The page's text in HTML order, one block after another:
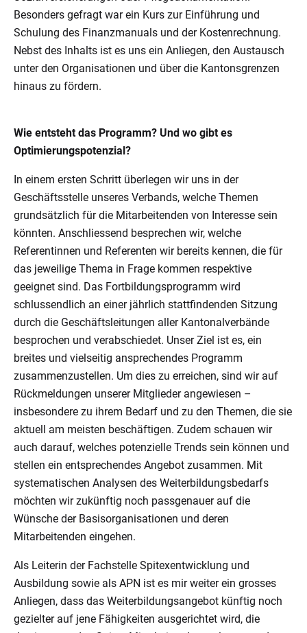
Besonders gefragt war ein Kurs zur Einführung und
Schulung des Finanzmanuals und der Kostenrechnung.
Nebst des Inhalts ist es uns ein Anliegen, den Austausch
unter den Organisationen und über die Kantonsgrenzen
hinaus zu fördern.
Wie entsteht das Programm? Und wo gibt es
Optimierungspotenzial?
In einem ersten Schritt überlegen wir uns in der
Geschäftsstelle unseres Verbands, welche Themen
grundsätzlich für die Mitarbeitenden von Interesse sein
könnten. Anschliessend besprechen wir, welche
Referentinnen und Referenten wir bereits kennen, die für
das jeweilige Thema in Frage kommen respektive
geeignet sind. Das Fortbildungsprogramm wird
schlussendlich an einer jährlich stattfindenden Sitzung
durch die Geschäftsleitungen aller Kantonalverbände
besprochen und verabschiedet. Unser Ziel ist es, ein
breites und vielseitig ansprechendes Programm
zusammenzustellen. Um dies zu erreichen, sind wir auf
Rückmeldungen unserer Mitglieder angewiesen –
insbesondere zu ihrem Bedarf und zu den Themen, die sie
aktuell am meisten beschäftigen. Zudem schauen wir
auch darauf, welches potenzielle Trends sein können und
stellen ein entsprechendes Angebot zusammen. Mit
systematischen Analysen des Weiterbildungsbedarfs
möchten wir zukünftig noch passgenauer auf die
Wünsche der Basisorganisationen und deren
Mitarbeitenden eingehen.
Als Leiterin der Fachstelle Spitexentwicklung und
Ausbildung sowie als APN ist es mir weiter ein grosses
Anliegen, dass das Weiterbildungsangebot künftig noch
gezielter auf jene Fähigkeiten ausgerichtet wird, die